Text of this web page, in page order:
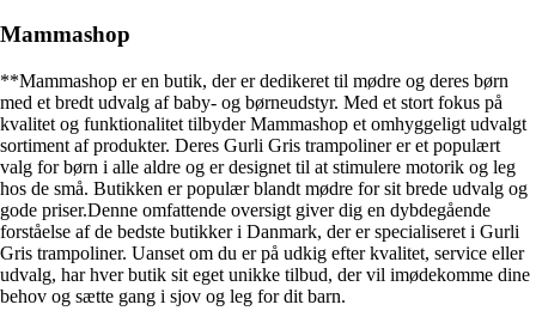
Mammashop
**Mammashop er en butik, der er dedikeret til mødre og deres børn
med et bredt udvalg af baby- og børneudstyr. Med et stort fokus på
kvalitet og funktionalitet tilbyder Mammashop et omhyggeligt udvalgt
sortiment af produkter. Deres Gurli Gris trampoliner er et populært
valg for børn i alle aldre og er designet til at stimulere motorik og leg
hos de små. Butikken er populær blandt mødre for sit brede udvalg og
gode priser.Denne omfattende oversigt giver dig en dybdegående
forståelse af de bedste butikker i Danmark, der er specialiseret i Gurli
Gris trampoliner. Uanset om du er på udkig efter kvalitet, service eller
udvalg, har hver butik sit eget unikke tilbud, der vil imødekomme dine
behov og sætte gang i sjov og leg for dit barn.